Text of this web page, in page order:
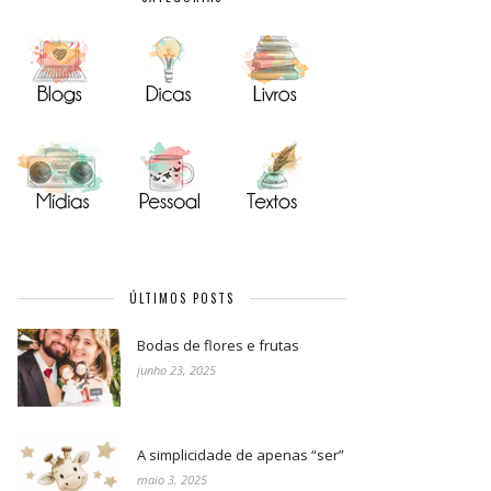
ÚLTIMOS POSTS
Bodas de flores e frutas
junho 23, 2025
A simplicidade de apenas “ser”
maio 3, 2025